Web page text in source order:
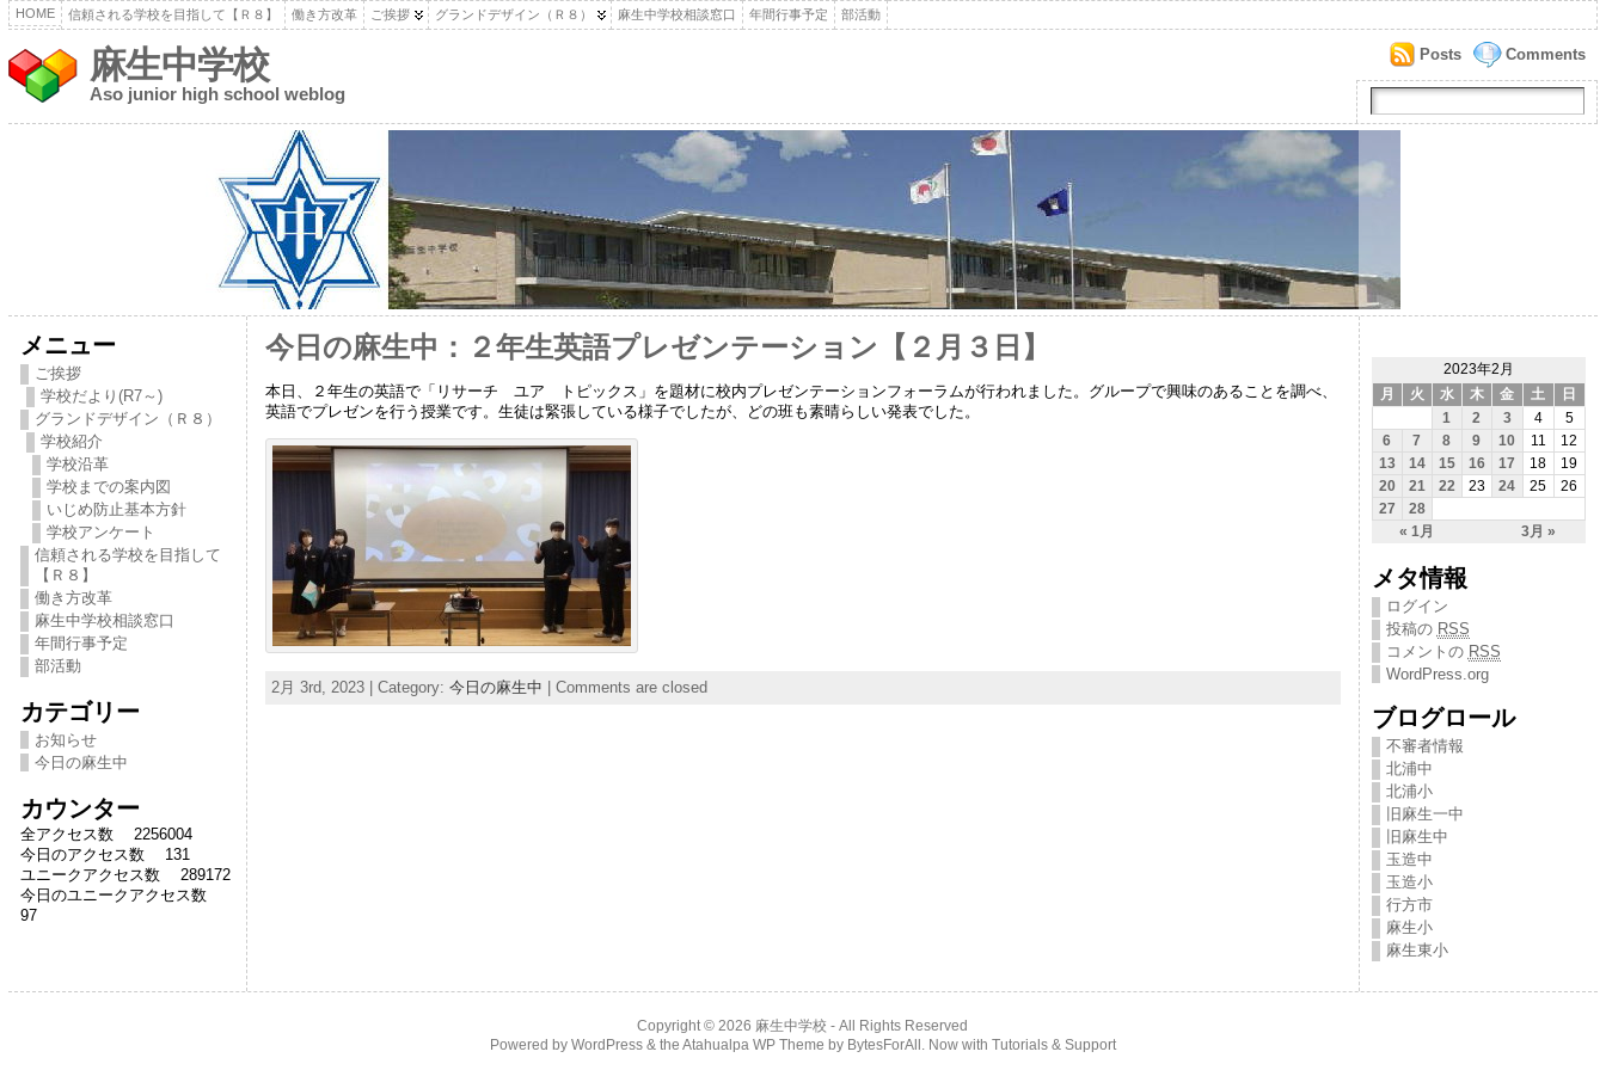
HOME 信頼される学校を目指して【Ｒ８】 働き方改革 ご挨拶 グランドデザイン（Ｒ８） 麻生中学校相談窓口 年間行事予定 部活動
麻生中学校
Aso junior high school weblog
Comments
Posts
メニュー
ご挨拶
学校だより(R7～)
グランドデザイン（Ｒ８）
学校紹介
学校沿革
学校までの案内図
いじめ防止基本方針
学校アンケート
信頼される学校を目指して
【Ｒ８】
働き方改革
麻生中学校相談窓口
年間行事予定
部活動
カテゴリー
お知らせ
今日の麻生中
カウンター
全アクセス数 2256004
今日のアクセス数 131
ユニークアクセス数 289172
今日のユニークアクセス数
97
今日の麻生中：２年生英語プレゼンテーション【２月３日】
本日、２年生の英語で「リサーチ ユア トピックス」を題材に校内プレゼンテーションフォーラムが行われました。グループで興味のあることを調べ、
英語でプレゼンを行う授業です。生徒は緊張している様子でしたが、どの班も素晴らしい発表でした。
2月 3rd, 2023 | Category: 今日の麻生中 Comments are closed
2023年2月
月
火 水 木 金 土 日
« 1月 3月 »
1 2 3 4
5
6
7 8 9 10 11
12
13
14 15 16 17 18
19
20
21 22 23 24 25
26
27
28
メタ情報
ログイン
投稿の RSS
コメントの RSS
WordPress.org
ブログロール
不審者情報
北浦中
北浦小
旧麻生一中
旧麻生中
玉造中
玉造小
行方市
麻生小
麻生東小
Copyright © 2026 麻生中学校 - All Rights Reserved
Powered by WordPress& the Atahualpa WP Theme by BytesForAll . Now with Tutorials & Support